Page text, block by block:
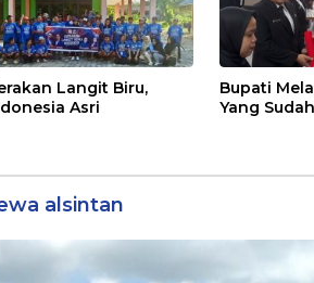
Langit Biru,
Asri
Bupati
Yang
alsintan